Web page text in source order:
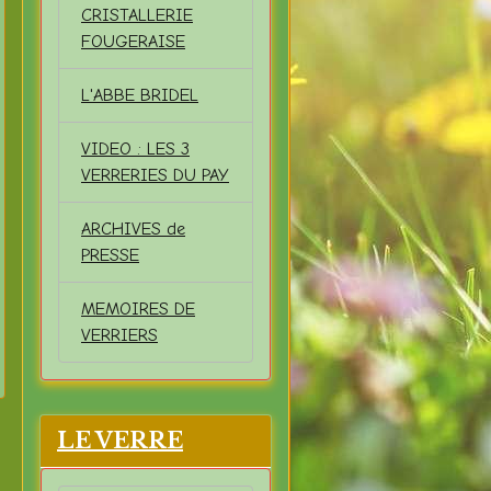
CRISTALLERIE
FOUGERAISE
L'ABBE BRIDEL
VIDEO : LES 3
VERRERIES DU PAY
ARCHIVES de
PRESSE
MEMOIRES DE
VERRIERS
LE VERRE